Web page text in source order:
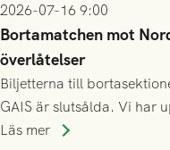
2026-07-16 9:00
Bortamatchen mot
överlåtelser
Biljetterna till
GAIS är slutsålda. Vi har
ännu inte har någon biljett
Läs mer